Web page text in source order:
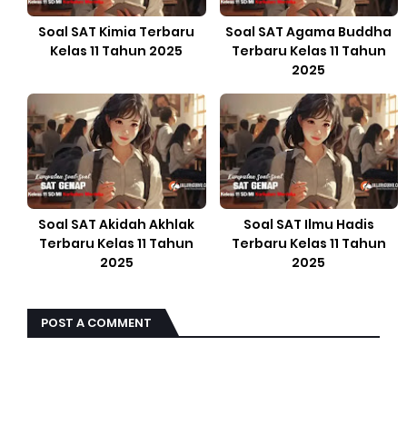
Soal SAT Kimia Terbaru
Kelas 11 Tahun 2025
Soal SAT Agama Buddha
Terbaru Kelas 11 Tahun
2025
Soal SAT Akidah Akhlak
Terbaru Kelas 11 Tahun
2025
Soal SAT Ilmu Hadis
Terbaru Kelas 11 Tahun
2025
POST A COMMENT